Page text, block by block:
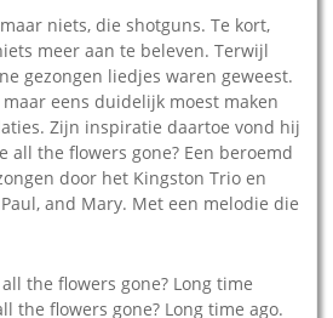
niets, die shotguns. Te kort,
meer aan te beleven. Terwijl
gezongen liedjes waren geweest.
eens duidelijk moest maken
Zijn inspiratie daartoe vond hij
all the flowers gone? Een beroemd
door het Kingston Trio en
and Mary. Met een melodie die
the flowers gone? Long time
the flowers gone? Long time ago.